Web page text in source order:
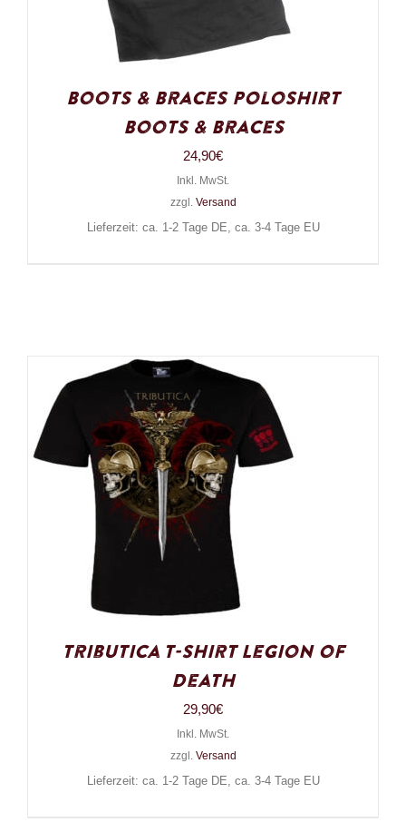
Boots & Braces Poloshirt
Boots & Braces
24,90€
Inkl. MwSt.
zzgl. Versand
Lieferzeit: ca. 1-2 Tage DE, ca. 3-4 Tage EU
Tributica T-Shirt Legion of
Death
29,90€
Inkl. MwSt.
zzgl. Versand
Lieferzeit: ca. 1-2 Tage DE, ca. 3-4 Tage EU